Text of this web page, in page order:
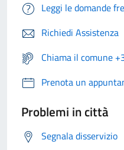
Leggi le domande
Richiedi Assistenza
Chiama il comune
Prenota un
Problemi in città
Segnala disservizio